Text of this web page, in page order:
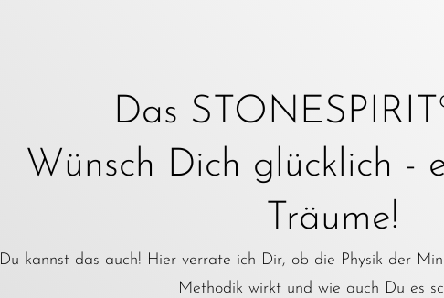
Das
Wünsch Dich glücklich -
Träume!
Du kannst das auch! Hier verrate ich Dir, ob die Physik der
Methodik wirkt und wie auch Du es